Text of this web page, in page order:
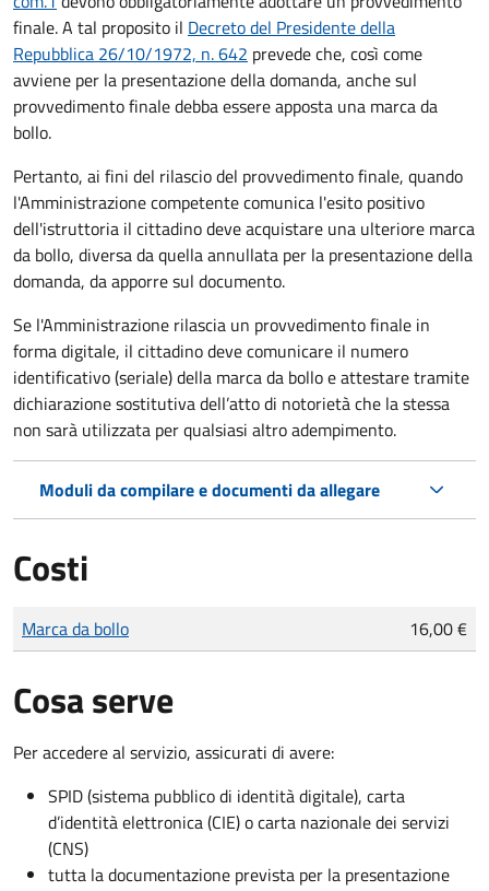
finale. A tal proposito il Decreto del Presidente della
Repubblica 26/10/1972, n. 642 prevede che, così come
avviene per la presentazione della domanda, anche sul
provvedimento finale debba essere apposta una marca da
bollo.
Pertanto, ai fini del rilascio del provvedimento finale, quando
l'Amministrazione competente comunica l'esito positivo
dell'istruttoria il cittadino deve acquistare una ulteriore marca
da bollo, diversa da quella annullata per la presentazione della
domanda, da apporre sul documento.
Se l'Amministrazione rilascia un provvedimento finale in
forma digitale, il cittadino devecomunicare il numero
identificativo (seriale) della marca da bollo e attestare tramite
dichiarazione sostitutiva dell’atto di notorietà che la stessa
non sarà utilizzata per qualsiasi altro adempimento.
Moduli da compilare e documenti da allegare
Costi
Tipo di pagamento
Importo
Marca da bollo 16,00 €
Cosa serve
Per accedere al servizio, assicurati di avere:
SPID (sistema pubblico di identità digitale), carta
d’identità elettronica (CIE) o carta nazionale dei servizi
(CNS)
tutta la documentazione prevista per la presentazione